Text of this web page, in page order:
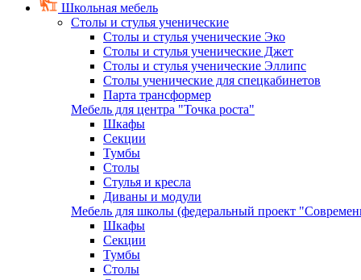
Школьная мебель
Столы и стулья ученические
Столы и стулья ученические Эко
Столы и стулья ученические Джет
Столы и стулья ученические Эллипс
Столы ученические для спецкабинетов
Парта трансформер
Мебель для центра "Точка роста"
Шкафы
Секции
Тумбы
Столы
Стулья и кресла
Диваны и модули
Мебель для школы (федеральный проект
Шкафы
Секции
Тумбы
Столы